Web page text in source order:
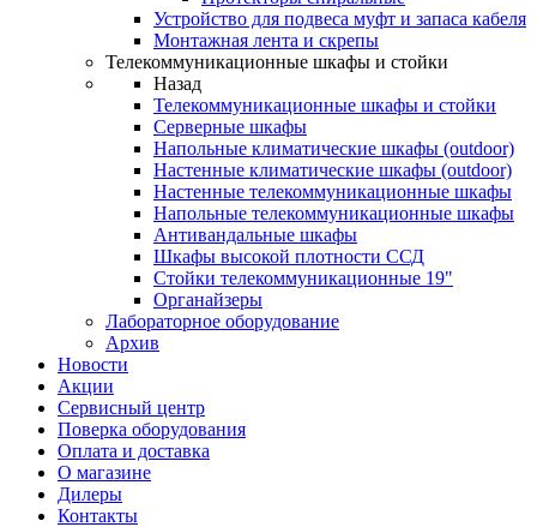
Устройство для подвеса муфт и запаса кабеля
Монтажная лента и скрепы
Телекоммуникационные шкафы и стойки
Назад
Телекоммуникационные шкафы и стойки
Серверные шкафы
Напольные климатические шкафы (outdoor)
Настенные климатические шкафы (outdoor)
Настенные телекоммуникационные шкафы
Напольные телекоммуникационные шкафы
Антивандальные шкафы
Шкафы высокой плотности ССД
Стойки телекоммуникационные 19"
Органайзеры
Лабораторное оборудование
Архив
Новости
Акции
Сервисный центр
Поверка оборудования
Оплата и доставка
О магазине
Дилеры
Контакты